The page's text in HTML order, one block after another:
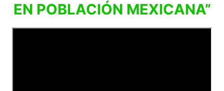
EN POBLACIÓN MEXICANA”